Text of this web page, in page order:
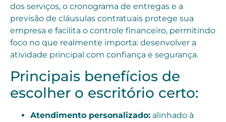
dos serviços, o cronograma de entregas e a
previsão de cláusulas contratuais protege sua
empresa e facilita o controle financeiro, permitindo
foco no que realmente importa: desenvolver a
atividade principal com confiança e segurança.
Principais benefícios de
escolher o escritório certo:
Atendimento personalizado: alinhado à